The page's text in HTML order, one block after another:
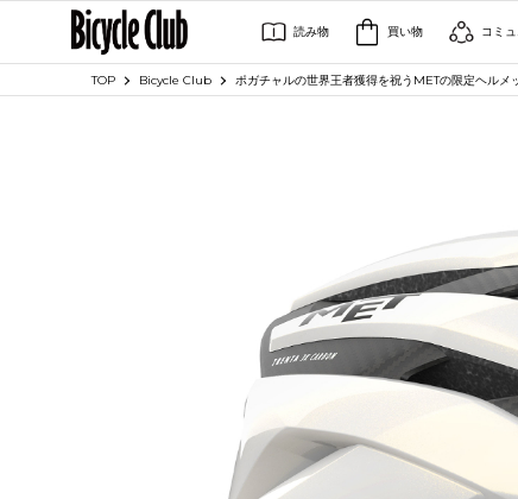
読み物 買い物 コミ
TOP Bicycle Club ポガチャルの世界王者獲得を祝うMETの限定ヘル